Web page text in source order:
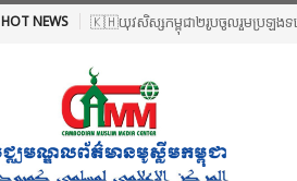
HOT NEWS 🇰🇭យុវសិស្សកម្ពុជា២រូបចូលរួមប្រឡងទន្